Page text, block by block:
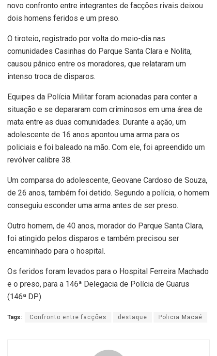
novo confronto entre integrantes de facções rivais deixou
dois homens feridos e um preso.
O tiroteio, registrado por volta do meio-dia nas
comunidades Casinhas do Parque Santa Clara e Nolita,
causou pânico entre os moradores, que relataram um
intenso troca de disparos.
Equipes da Polícia Militar foram acionadas para conter a
situação e se depararam com criminosos em uma área de
mata entre as duas comunidades. Durante a ação, um
adolescente de 16 anos apontou uma arma para os
policiais e foi baleado na mão. Com ele, foi apreendido um
revólver calibre 38.
Um comparsa do adolescente, Geovane Cardoso de Souza,
de 26 anos, também foi detido. Segundo a polícia, o homem
conseguiu esconder uma arma antes de ser preso.
Outro homem, de 40 anos, morador do Parque Santa Clara,
foi atingido pelos disparos e também precisou ser
encaminhado para o hospital.
Os feridos foram levados para o Hospital Ferreira Machado
e o preso, para a 146ª Delegacia de Polícia de Guarus
(146ª DP).
Tags: Confronto entre facções destaque Policia Macaé